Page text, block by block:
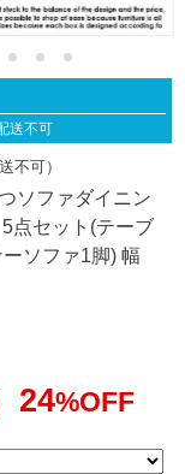
送不可
不可）
ソファダイニン
点セット(テーブ
ソファ1脚) 幅
24%OFF